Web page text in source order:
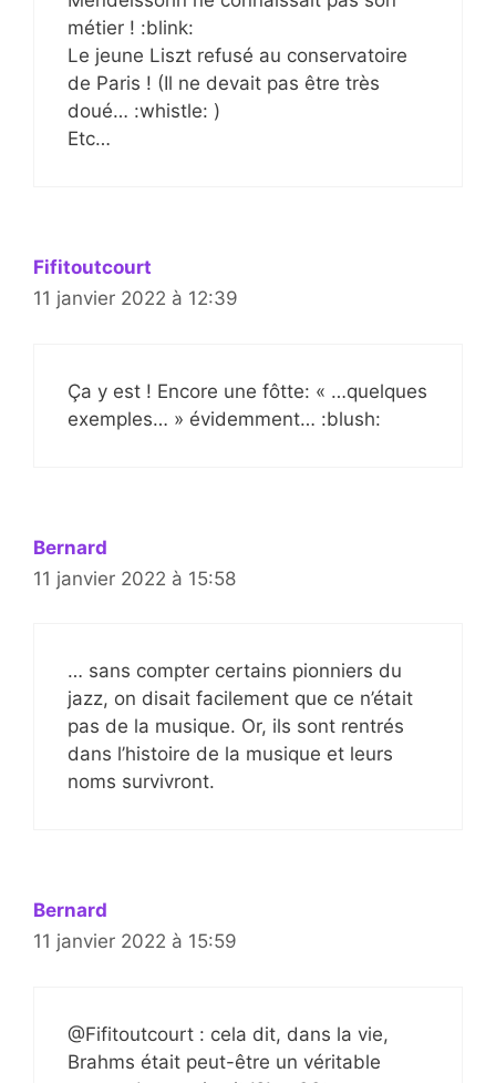
métier ! :blink:
Le jeune Liszt refusé au conservatoire
de Paris ! (Il ne devait pas être très
doué… :whistle: )
Etc…
Fifitoutcourt
11 janvier 2022 à 12:39
Ça y est ! Encore une fôtte: « …quelques
exemples… » évidemment… :blush:
Bernard
11 janvier 2022 à 15:58
… sans compter certains pionniers du
jazz, on disait facilement que ce n’était
pas de la musique. Or, ils sont rentrés
dans l’histoire de la musique et leurs
noms survivront.
Bernard
11 janvier 2022 à 15:59
@Fifitoutcourt : cela dit, dans la vie,
Brahms était peut-être un véritable